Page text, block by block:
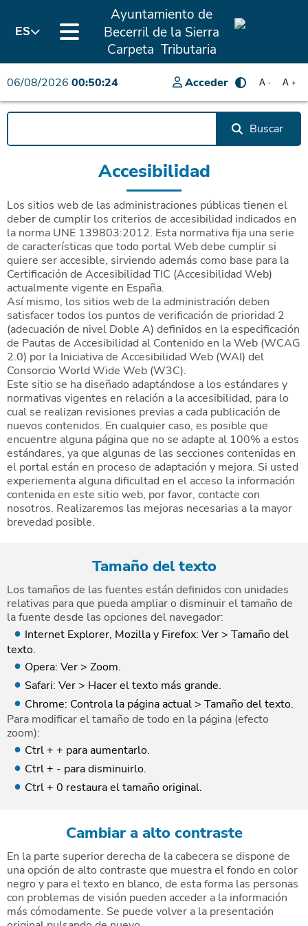
ES
Ayuntamiento de
Becerril de la Sierra
Carpeta Tributaria
06/08/2026 00:50:24 Acceder A +
A -
Buscar
Accesibilidad
Los sitios web de las administraciones públicas tienen el
deber de cumplir los criterios de accesibilidad indicados en
la norma UNE 139803:2012. Esta normativa fija una serie
de características que todo portal Web debe cumplir si
quiere ser accesible, sirviendo además como base para la
Certificación de Accesibilidad TIC (Accesibilidad Web)
actualmente vigente en España.
Así mismo, los sitios web de la administración deben
satisfacer todos los puntos de verificación de prioridad 2
(adecuación de nivel Doble A) definidos en la especificación
de Pautas de Accesibilidad al Contenido en la Web (WCAG
2.0) por la Iniciativa de Accesibilidad Web (WAI) del
Consorcio World Wide Web (W3C).
Este sitio se ha diseñado adaptándose a los estándares y
normativas vigentes en relación a la accesibilidad, para lo
cual se realizan revisiones previas a cada publicación de
nuevos contenidos. En cualquier caso, es posible que
encuentre alguna página que no se adapte al 100% a estos
estándares, ya que algunas de las secciones contenidas en
el portal están en proceso de adaptación y mejora. Si usted
experiementa alguna dificultad en el acceso la información
contenida en este sitio web, por favor, contacte con
nosotros. Realizaremos las mejoras necesarias a la mayor
brevedad posible.
Tamaño del texto
Los tamaños de las fuentes están definidos con unidades
relativas para que pueda ampliar o disminuir el tamaño de
la fuente desde las opciones del navegador:
Internet Explorer, Mozilla y Firefox: Ver > Tamaño del
texto.
Opera: Ver > Zoom.
Safari: Ver > Hacer el texto más grande.
Chrome: Controla la página actual > Tamaño del texto.
Para modificar el tamaño de todo en la página (efecto
zoom):
Ctrl + + para aumentarlo.
Ctrl + - para disminuirlo.
Ctrl + 0 restaura el tamaño original.
Cambiar a alto contraste
En la parte superior derecha de la cabecera se dispone de
una opción de alto contraste que muestra el fondo en color
negro y para el texto en blanco, de esta forma las personas
con problemas de visión pueden acceder a la información
más cómodamente. Se puede volver a la presentación